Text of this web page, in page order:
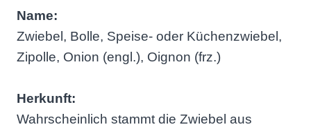
Name:
Zwiebel, Bolle, Speise- oder Küchenzwiebel,
Zipolle, Onion (engl.), Oignon (frz.)
Herkunft:
Wahrscheinlich stammt die Zwiebel aus